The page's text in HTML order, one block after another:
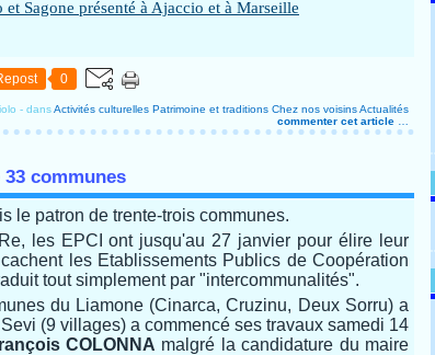
0
- dansActivités culturelles Patrimoine et traditions Chez nos voisinsActualités
commenter cet article
communes
le patron de trente-trois communes.
les EPCI ont jusqu'au 27 janvier pour élire leur
les Etablissements Publics de Coopération
tout simplement par "intercommunalités".
du Liamone (Cinarca, Cruzinu, Deux Sorru) a
(9 villages) a commencé ses travaux samedi 14
COLONNA malgré la candidature du maire